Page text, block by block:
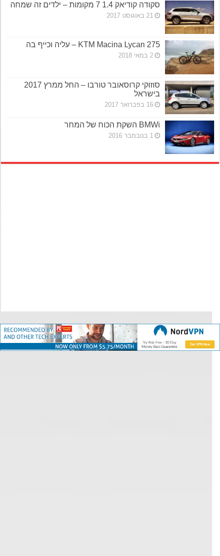
סקודה קודיאק 1.4 7 מקומות – ילדים זה שמחה
21 באוגוסט 2017
KTM Macina Lycan 275 – עליה וכייף בה
2 במאי 2018
סוזוקי קרוסאובר טורבו – החל ממרץ 2017
בישראל
16 בפברואר 2017
BMWi השקת הכוח של המחר
1 בנובמבר 2016